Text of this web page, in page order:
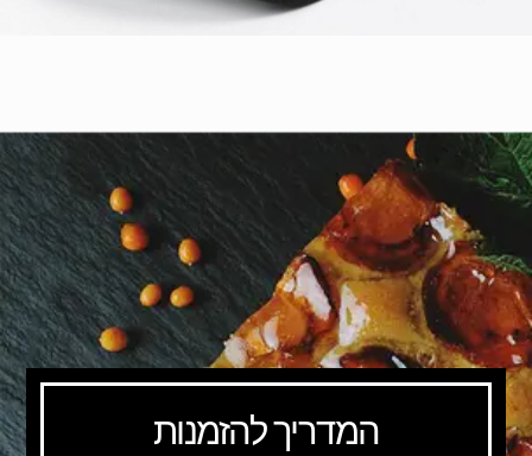
המדריך להזמנות